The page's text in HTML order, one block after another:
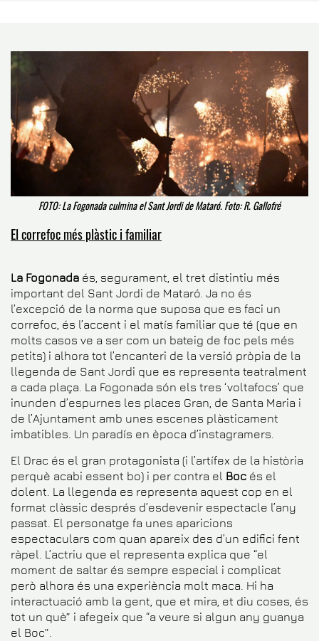
FOTO: La Fogonada culmina el Sant Jordi de Mataró. Foto: R. Gallofré
El correfoc més plàstic i familiar
La Fogonada és, segurament, el tret distintiu més
important del Sant Jordi de Mataró. Ja no és
l’excepció de la norma que suposa que es faci un
correfoc, és l’accent i el matís familiar que té (que en
molts casos ve a ser com un bateig de foc pels més
petits) i alhora tot l’encanteri de la versió pròpia de la
llegenda de Sant Jordi que es representa teatralment
a cada plaça. La Fogonada són els tres ‘voltafocs’ que
inunden d’espurnes les places Gran, de Santa Maria i
de l’Ajuntament amb unes escenes plàsticament
imbatibles. Un paradís en època d’instagramers.
El Drac és el gran protagonista (i l’artífex de la història
perquè acabi essent bo) i per contra el Boc és el
dolent. La llegenda es representa aquest cop en el
format clàssic després d’esdevenir espectacle l’any
passat. El personatge fa unes aparicions
espectaculars com quan apareix des d’un edifici fent
ràpel. L’actriu que el representa explica que “el
moment de saltar és sempre especial i complicat
però alhora és una experiència molt maca. Hi ha
interactuació amb la gent, que et mira, et diu coses, és
tot un què” i afegeix que “a veure si algun any guanya
el Boc”.